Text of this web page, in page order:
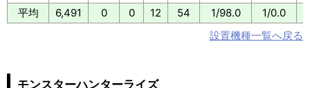
平均
6,491 0 0 12 54 1/98.0 1/0.0
設置機種一覧へ戻る
モンスターハンターライズ